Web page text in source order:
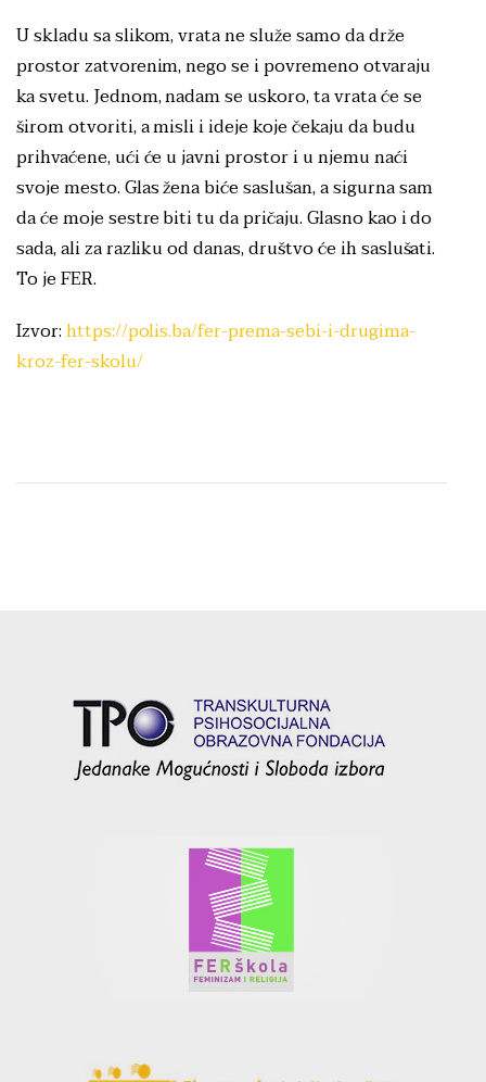
U skladu sa slikom, vrata ne služe samo da drže
prostor zatvorenim, nego se i povremeno otvaraju
ka svetu. Jednom, nadam se uskoro, ta vrata će se
širom otvoriti, a misli i ideje koje čekaju da budu
prihvaćene, ući će u javni prostor i u njemu naći
svoje mesto. Glas žena biće saslušan, a sigurna sam
da će moje sestre biti tu da pričaju. Glasno kao i do
sada, ali za razliku od danas, društvo će ih saslušati.
To je FER.
Izvor:https://polis.ba/fer-prema-sebi-i-drugima-
kroz-fer-skolu/